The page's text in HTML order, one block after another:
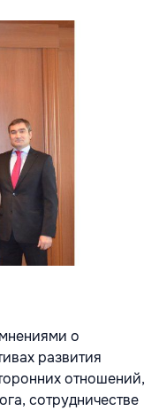
о
развития
отношений,
сотрудничестве